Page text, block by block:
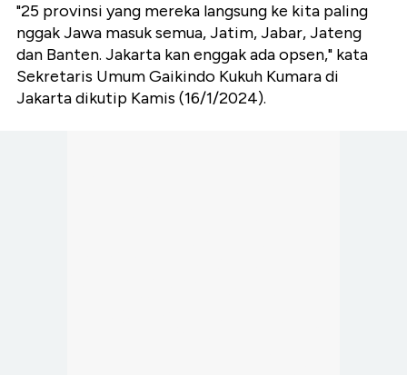
"25 provinsi yang mereka langsung ke kita paling
nggak Jawa masuk semua, Jatim, Jabar, Jateng
dan Banten. Jakarta kan enggak ada opsen," kata
Sekretaris Umum Gaikindo Kukuh Kumara di
Jakarta dikutip Kamis (16/1/2024).